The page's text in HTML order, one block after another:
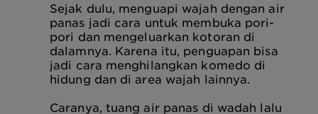
Sejak dulu, menguapi wajah dengan air
panas jadi cara untuk membuka pori-
pori dan mengeluarkan kotoran di
dalamnya. Karena itu, penguapan bisa
jadi cara menghilangkan komedo di
hidung dan di area wajah lainnya.
Caranya, tuang air panas di wadah lalu